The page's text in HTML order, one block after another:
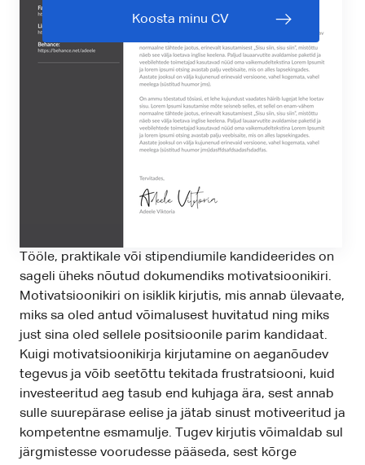
Koosta minu CV
Tööle, praktikale või stipendiumile kandideerides on
sageli üheks nõutud dokumendiks motivatsioonikiri.
Motivatsioonikiri on isiklik kirjutis, mis annab ülevaate,
miks sa oled antud võimalusest huvitatud ning miks
just sina oled sellele positsioonile parim kandidaat.
Kuigi motivatsioonikirja kirjutamine on aeganõudev
tegevus ja võib seetõttu tekitada frustratsiooni, kuid
investeeritud aeg tasub end kuhjaga ära, sest annab
sulle suurepärase eelise ja jätab sinust motiveeritud ja
kompetentne esmamulje. Tugev kirjutis võimaldab sul
järgmistesse voorudesse pääseda, sest kõrge